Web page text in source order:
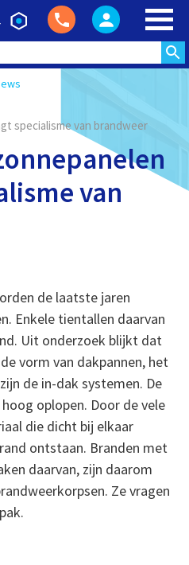
specialisme van brandweer
van
de laatste jaren
Enkele tientallen daarvan
Uit onderzoek blijkt dat
vorm van dakpannen, het
de in-dak systemen. De
oplopen. Door de vele
die dicht bij elkaar
ontstaan. Branden met
daarvan, zijn daarom
Ze vragen